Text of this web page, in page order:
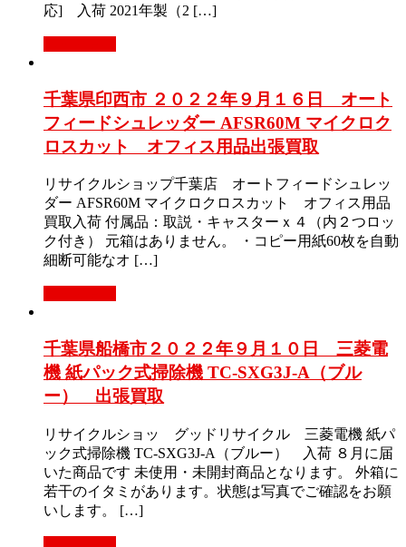
応] 入荷 2021年製（2 […]
千葉県印西市 ２０２２年９月１６日 オート
フィードシュレッダー AFSR60M マイクロク
ロスカット オフィス用品出張買取
リサイクルショップ千葉店 オートフィードシュレッ
ダー AFSR60M マイクロクロスカット オフィス用品
買取入荷 付属品：取説・キャスターｘ４（内２つロッ
ク付き） 元箱はありません。 ・コピー用紙60枚を自動
細断可能なオ […]
千葉県船橋市２０２２年９月１０日 三菱電
機 紙パック式掃除機 TC-SXG3J-A（ブル
ー） 出張買取
リサイクルショッ グッドリサイクル 三菱電機 紙パ
ック式掃除機 TC-SXG3J-A（ブルー） 入荷 ８月に届
いた商品です 未使用・未開封商品となります。 外箱に
若干のイタミがあります。状態は写真でご確認をお願
いします。 […]